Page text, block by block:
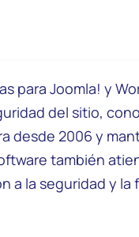
para Joomla! y
del sitio,
desde 2006 y
también
a la seguridad y la